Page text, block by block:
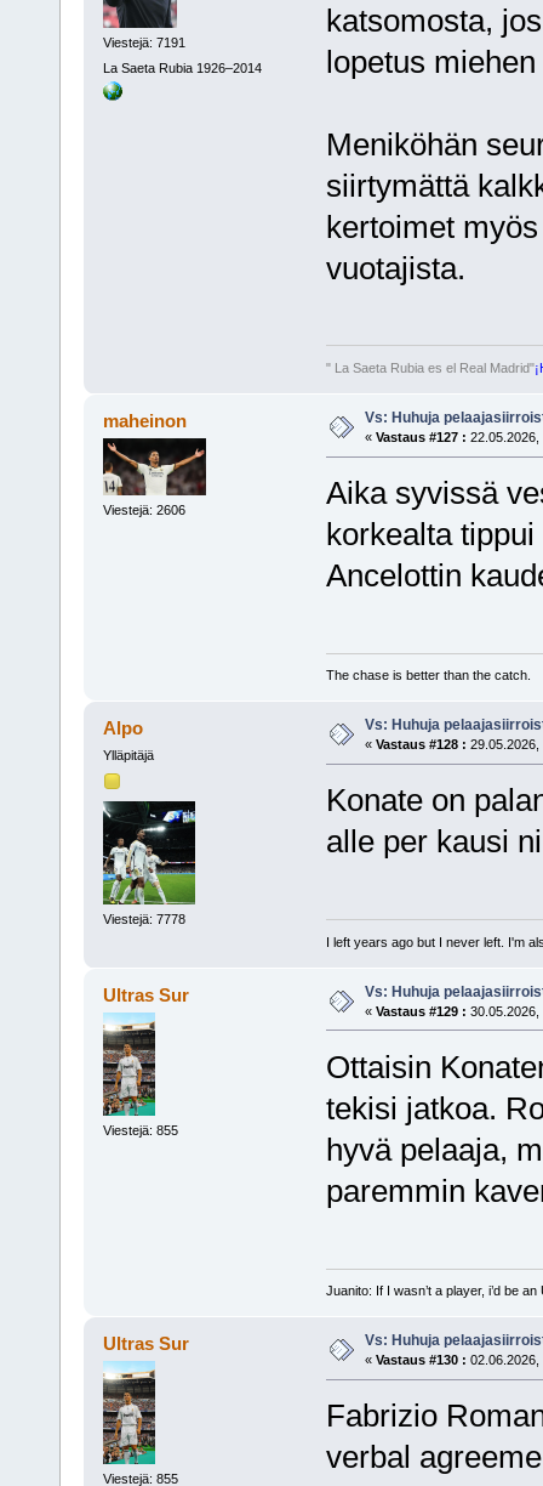
Viestejä: 7191
La Saeta Rubia 1926–2014
katsomosta,
lopetus
Meniköhän
siirtymättä
kertoimet
vuotajista.
" La Saeta Rubia es el Real Madrid"
maheinon
Viestejä: 2606
Vs: Huhuja
« Vastaus #127 : 22.05.2026,
Aika syvissä
korkealta
Ancelottin
The chase is better than the catch.
Alpo
Ylläpitäjä
Viestejä: 7778
Vs: Huhuja
« Vastaus #128 : 29.05.2026,
Konate on
alle per kausi
I left years ago but I never left. I'm
Ultras Sur
Viestejä: 855
Vs: Huhuja
« Vastaus #129 : 30.05.2026,
Ottaisin
tekisi jatkoa.
hyvä pelaaja,
paremmin
Juanito: If I wasn’t a player, i’d be an
Ultras Sur
Viestejä: 855
Vs: Huhuja
« Vastaus #130 : 02.06.2026,
Fabrizio
verbal